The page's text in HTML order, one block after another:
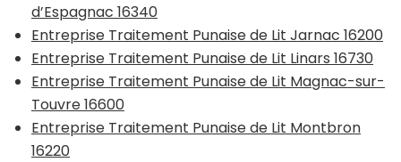
d’Espagnac 16340
Entreprise Traitement Punaise de Lit Jarnac 16200
Entreprise Traitement Punaise de Lit Linars 16730
Entreprise Traitement Punaise de Lit Magnac-sur-
Touvre 16600
Entreprise Traitement Punaise de Lit Montbron
16220